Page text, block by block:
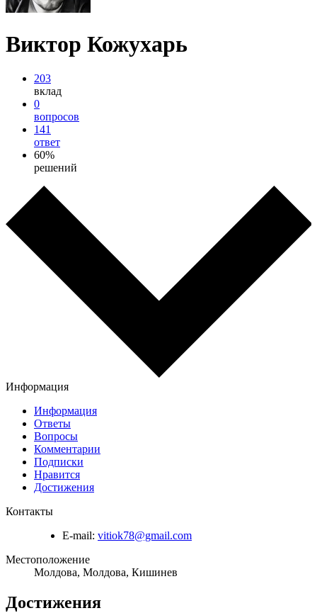
Виктор Кожухарь
203
вклад
0
вопросов
141
ответ
60%
решений
Информация
Информация
Ответы
Вопросы
Комментарии
Подписки
Нравится
Достижения
Контакты
E-mail: vitiok78@gmail.com
Местоположение
Молдова, Молдова, Кишинев
Достижения